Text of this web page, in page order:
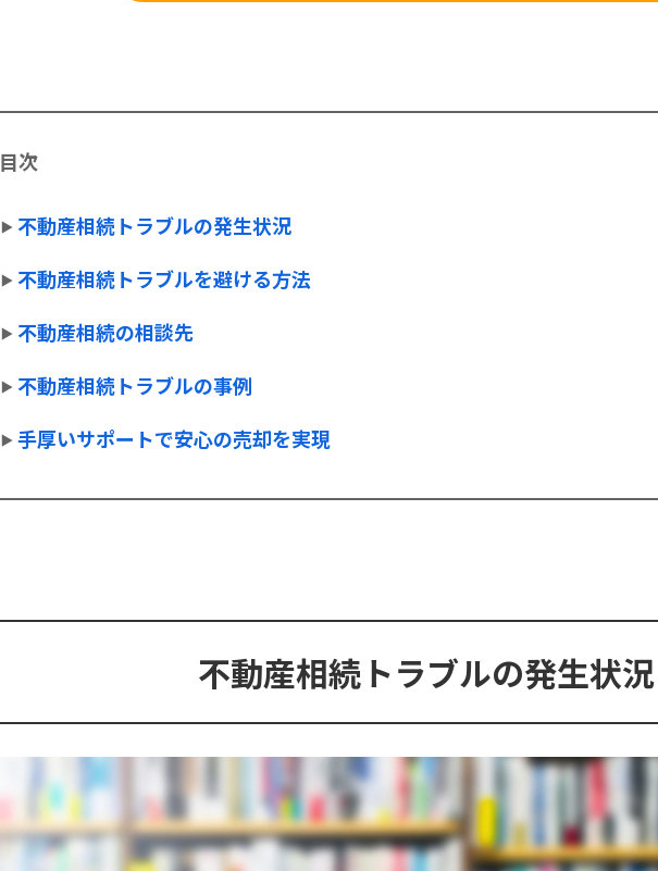
目次
不動産相続トラブルの発生状況
不動産相続トラブルを避ける方法
不動産相続の相談先
不動産相続トラブルの事例
手厚いサポートで安心の売却を実現
不動産相続トラブルの発生状況